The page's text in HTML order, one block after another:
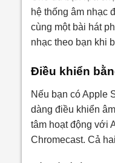
hệ thống âm nhạc
cùng một bài hát
nhạc theo bạn khi
Điều khiển
Nếu bạn có Apple
dàng điều khiển
tâm hoạt động với
Chromecast. Cả